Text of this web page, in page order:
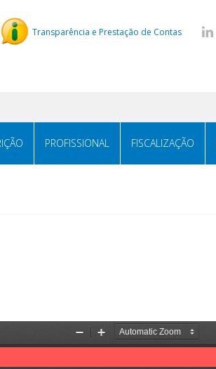
Transparência e Prestação de Contas
PROFISSIONAL FISCALIZAÇÃO